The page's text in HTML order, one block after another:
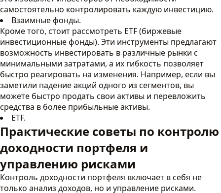
самостоятельно контролировать каждую инвестицию.
Взаимные фонды.
Кроме того, стоит рассмотреть ETF (биржевые
инвестиционные фонды). Эти инструменты предлагают
возможность инвестировать в различные рынки с
минимальными затратами, а их гибкость позволяет
быстро реагировать на изменения. Например, если вы
заметили падение акций одного из сегментов, вы
можете быстро продать свои активы и перевложить
средства в более прибыльные активы.
ETF.
Практические советы по контролю
доходности портфеля и
управлению рисками
Контроль доходности портфеля включает в себя не
только анализ доходов, но и управление рисками.